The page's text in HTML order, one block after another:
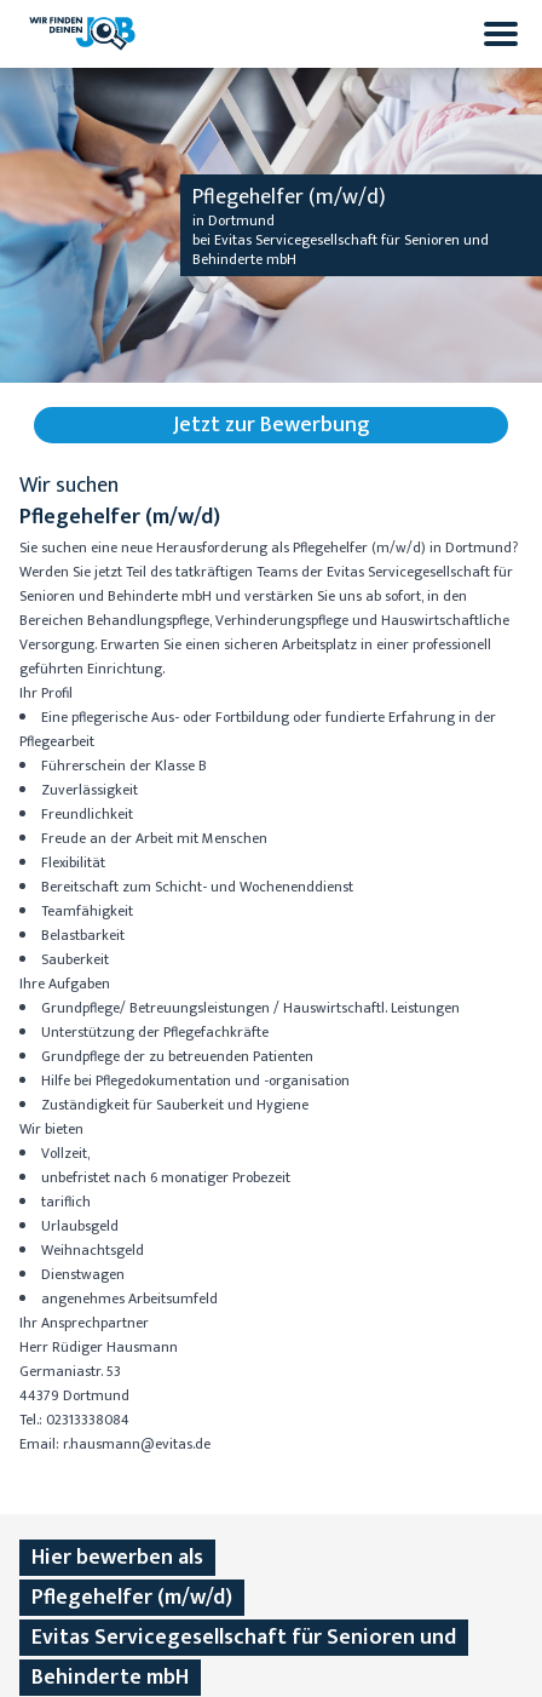
Pflegehelfer (m/w/d)
in Dortmund
bei Evitas Servicegesellschaft für Senioren und
Behinderte mbH
Jetzt zur Bewerbung
Wir suchen
Pflegehelfer (m/w/d)
Sie suchen eine neue Herausforderung als Pflegehelfer (m/w/d) in Dortmund?
Werden Sie jetzt Teil des tatkräftigen Teams der Evitas Servicegesellschaft für
Senioren und Behinderte mbH und verstärken Sie uns ab sofort, in den
Bereichen Behandlungspflege, Verhinderungspflege und Hauswirtschaftliche
Versorgung. Erwarten Sie einen sicheren Arbeitsplatz in einer professionell
geführten Einrichtung.
Ihr Profil
Eine pflegerische Aus- oder Fortbildung oder fundierte Erfahrung in der
Pflegearbeit
Führerschein der Klasse B
Zuverlässigkeit
Freundlichkeit
Freude an der Arbeit mit Menschen
Flexibilität
Bereitschaft zum Schicht- und Wochenenddienst
Teamfähigkeit
Belastbarkeit
Sauberkeit
Ihre Aufgaben
Grundpflege/ Betreuungsleistungen / Hauswirtschaftl. Leistungen
Unterstützung der Pflegefachkräfte
Grundpflege der zu betreuenden Patienten
Hilfe bei Pflegedokumentation und -organisation
Zuständigkeit für Sauberkeit und Hygiene
Wir bieten
Vollzeit,
unbefristet nach 6 monatiger Probezeit
tariflich
Urlaubsgeld
Weihnachtsgeld
Dienstwagen
angenehmes Arbeitsumfeld
Ihr Ansprechpartner
Herr Rüdiger Hausmann
Germaniastr. 53
44379 Dortmund
Tel.: 02313338084
Email: r.hausmann@evitas.de
Hier bewerben als
Pflegehelfer (m/w/d)
Evitas Servicegesellschaft für Senioren und
Behinderte mbH